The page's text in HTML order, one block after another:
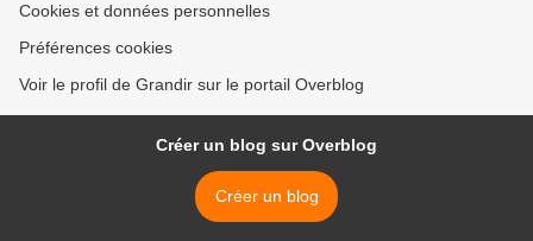
Cookies et données personnelles
Préférences cookies
Voir le profil de Grandir sur le portail Overblog
Créer un blog sur Overblog
Créer un blog